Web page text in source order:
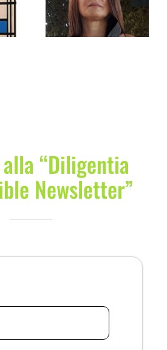
–
Rosario Zaccà –
Vice-Presidente
“Diligentia
Newsletter”